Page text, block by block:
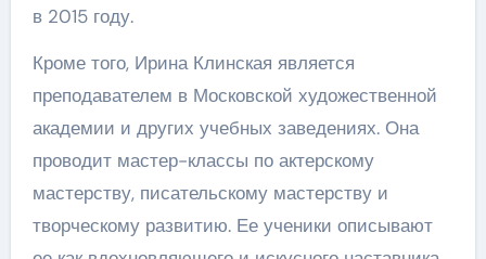
в 2015 году.
Кроме того, Ирина Клинская является
преподавателем в Московской художественной
академии и других учебных заведениях. Она
проводит мастер-классы по актерскому
мастерству, писательскому мастерству и
творческому развитию. Ее ученики описывают